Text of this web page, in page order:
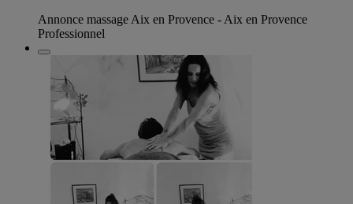
Annonce massage Aix en Provence - Aix en Provence
Professionnel